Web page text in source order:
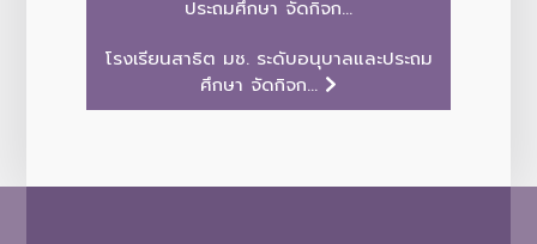
ประถมศึกษา จัดกิจก...
โรงเรียนสาธิต มช. ระดับอนุบาลและประถม
ศึกษา จัดกิจก...